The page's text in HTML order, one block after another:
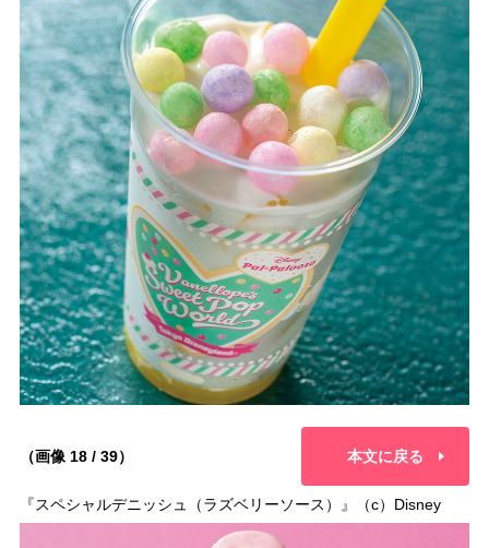
（画像 18 / 39） 本文に戻る
『スペシャルデニッシュ（ラズベリーソース）』（c）Disney